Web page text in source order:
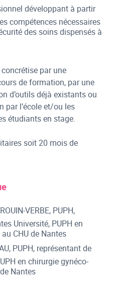
développant à partir
compétences nécessaires
des soins dispensés à
par une
de formation, par une
d’outils déjà existants ou
par l’école et/ou les
étudiants en stage.
soit 20 mois de
VERBE, PUPH,
Université, PUPH en
CHU de Nantes
PUPH, représentant de
en chirurgie gynéco-
Nantes